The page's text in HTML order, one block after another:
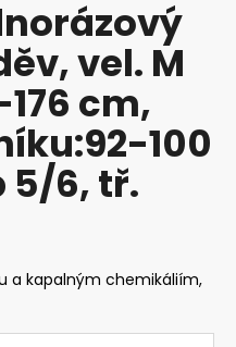
vel. M
cm,
100
5/6, tř.
a kapalným chemikáliím,